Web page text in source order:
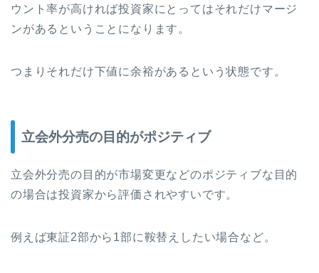
ウント率が高ければ投資家にとってはそれだけマージ
ンがあるということになります。
つまりそれだけ下値に余裕があるという状態です。
立会外分売の目的がポジティブ
立会外分売の目的が市場変更などのポジティブな目的
の場合は投資家から評価されやすいです。
例えば東証2部から1部に鞍替えしたい場合など。